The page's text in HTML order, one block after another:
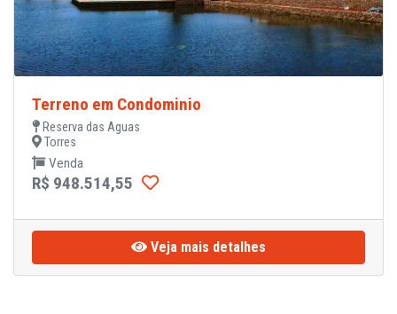
Terreno em Condominio
Reserva das Aguas
Torres
Venda
R$ 948.514,55
Veja mais detalhes